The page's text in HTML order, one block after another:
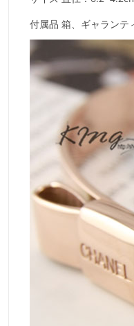
付属品 箱、ギャランテ